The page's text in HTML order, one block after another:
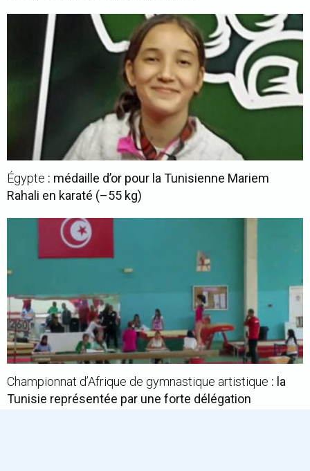
Égypte : médaille d’or pour la Tunisienne Mariem
Rahali en karaté (–55 kg)
Championnat d’Afrique de gymnastique artistique : la
Tunisie représentée par une forte délégation